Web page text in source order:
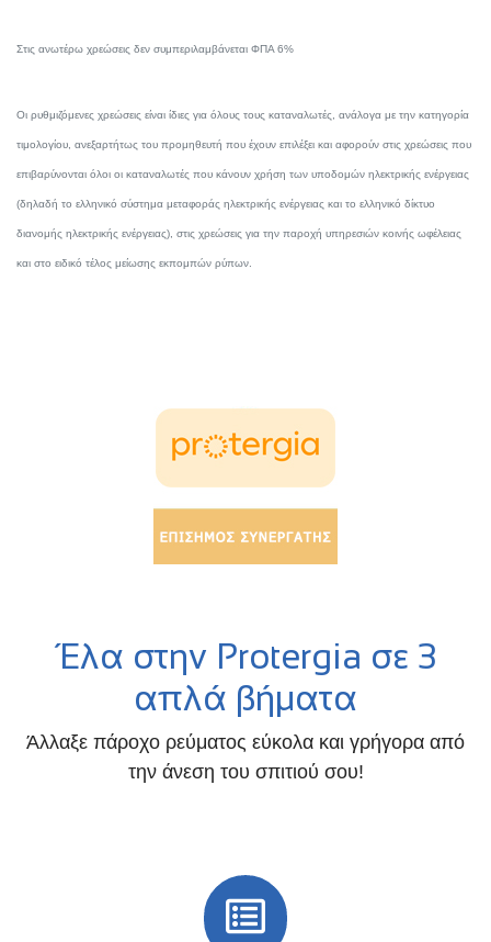
Στις ανωτέρω χρεώσεις δεν συμπεριλαμβάνεται ΦΠΑ 6%
Oι ρυθμιζόμενες χρεώσεις είναι ίδιες για όλους τους καταναλωτές, ανάλογα με την κατηγορία
τιμολογίου, ανεξαρτήτως του προμηθευτή που έχουν επιλέξει και αφορούν στις χρεώσεις που
επιβαρύνονται όλοι οι καταναλωτές που κάνουν χρήση των υποδομών ηλεκτρικής ενέργειας
(δηλαδή το ελληνικό σύστημα μεταφοράς ηλεκτρικής ενέργειας και το ελληνικό δίκτυο
διανομής ηλεκτρικής ενέργειας), στις χρεώσεις για την παροχή υπηρεσιών κοινής ωφέλειας
και στο ειδικό τέλος μείωσης εκπομπών ρύπων.
Έλα στην Protergia σε 3
απλά βήματα
Άλλαξε πάροχο ρεύματος εύκολα και γρήγορα από
την άνεση του σπιτιού σου!